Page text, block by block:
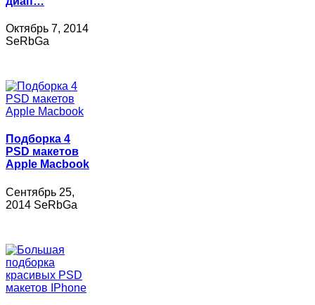
Октябрь 7, 2014
SeRbGa
Подборка 4
PSD макетов
Apple Macbook
Сентябрь 25,
2014 SeRbGa